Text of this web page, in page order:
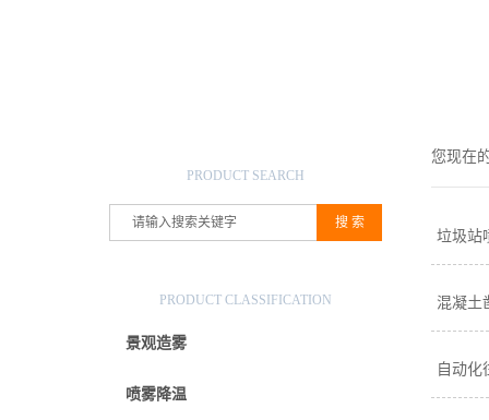
PRODUCT SEARCH
PRODUCT CLASSIFICATION
景观造雾
喷雾降温
您现在
垃圾站
混凝土
自动化